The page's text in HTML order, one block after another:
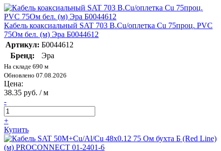
Кабель коаксиальный SAT 703 B.Cu/оплетка Cu 75проц. PVC
75Ом бел. (м) Эра Б0044612
Артикул: Б0044612
Бренд:
Эра
На складе 690 м
Обновлено 07.08.2026
Цена:
38.35 руб. / м
-
+
Купить